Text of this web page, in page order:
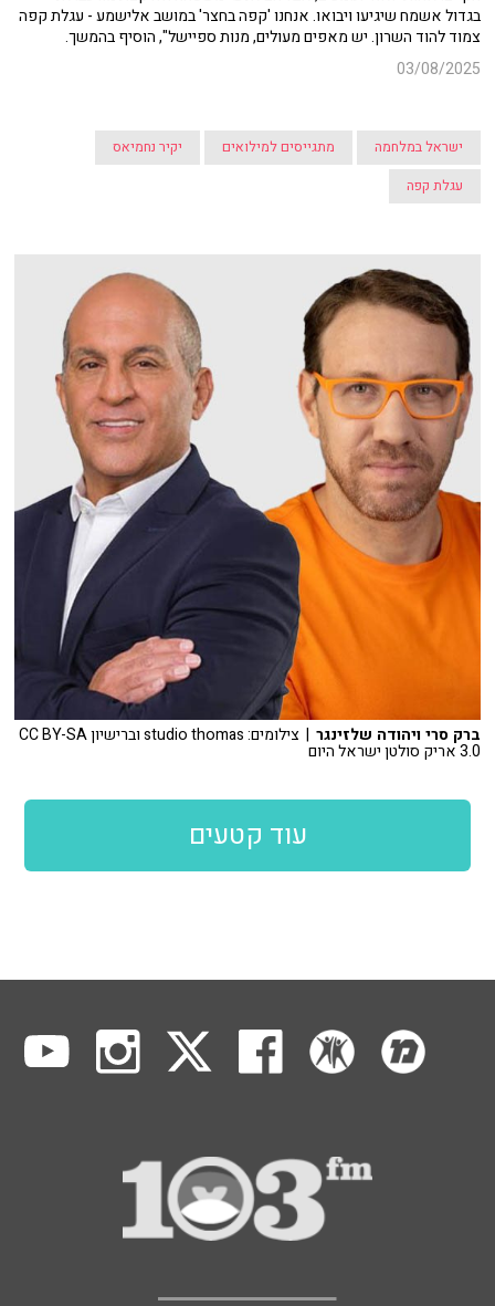
בגדול אשמח שיגיעו ויבואו. אנחנו 'קפה בחצר' במושב אלישמע - עגלת קפה
צמוד להוד השרון. יש מאפים מעולים, מנות ספיישל", הוסיף בהמשך.
03/08/2025
ישראל במלחמה מתגייסים למילואים
יקיר נחמיאס
עגלת קפה
ברק סרי ויהודה שלזינגר | צילומים: studio thomas וברישיון CC BY-SA
3.0 אריק סולטן ישראל היום
עוד קטעים